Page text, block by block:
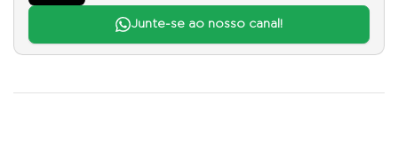
Junte-se ao nosso canal!